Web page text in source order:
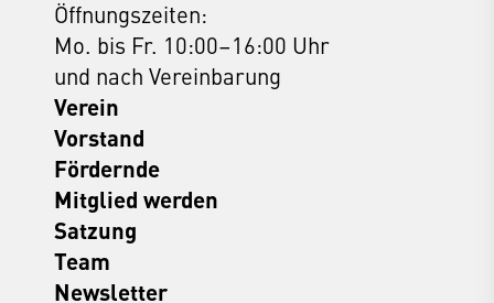
Öffnungszeiten:
Mo. bis Fr. 10:00–16:00 Uhr
und nach Vereinbarung
Verein
Vorstand
Fördernde
Mitglied werden
Satzung
Team
Newsletter